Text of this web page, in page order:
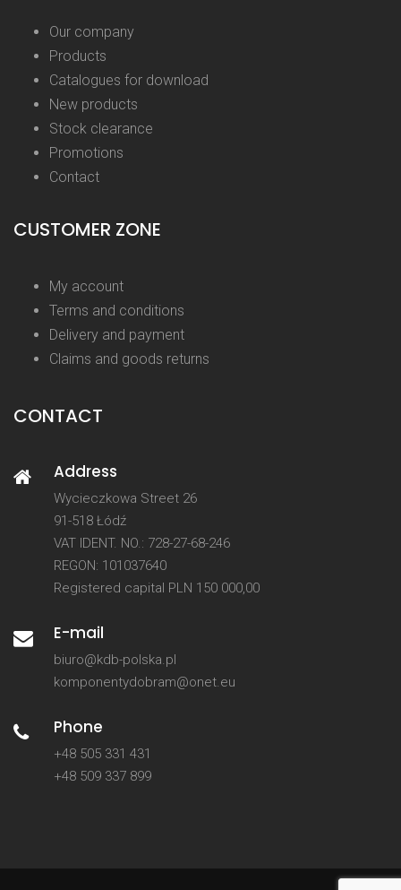
Our company
Products
Catalogues for download
New products
Stock clearance
Promotions
Contact
CUSTOMER ZONE
My account
Terms and conditions
Delivery and payment
Claims and goods returns
CONTACT
Address
Wycieczkowa Street 26
91-518 Łódź
VAT IDENT. NO.: 728-27-68-246
REGON: 101037640
Registered capital PLN 150 000,00
E-mail
biuro@kdb-polska.pl
komponentydobram@onet.eu
Phone
+48 505 331 431
+48 509 337 899